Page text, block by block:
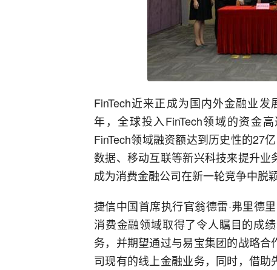
FinTech近来正成为国内外金融业
年，全球投入FinTech领域的资金
FinTech领域融资额达到历史性的27
数据、移动互联等新兴科技来提升
成为消费金融公司在新一轮竞争中脱
捷信中国首席执行官翁德雷·弗里德
消费金融领域取得了令人瞩目的成
务，并期望通过与易宝集团的战略
司现有的线上金融业务，同时，借